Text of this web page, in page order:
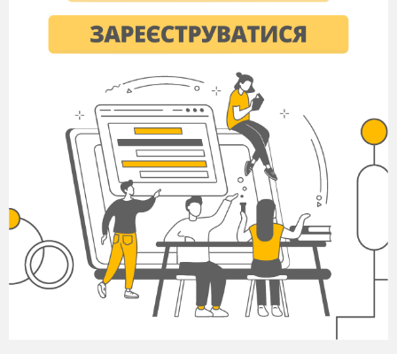
Царівна Водянушка:Хочу! Хочу! Хочу! Хочу
ялинку! Хочу подарунки! Хочу цукерки! Хочу
Діда Мороза!
Ну що чула? Дівчинка
Нового року хоче. Розкажи, як упізнати
того Діда Мороза?
Черепаха: Дід Мороз – це такий
величезний чоловік у червоному кожусі та
шапці. У нього довга біла борода та вуса, а
в руках тримає велику палицю. А ще в нього
гучний голос.
Цар – Водянин:
Почули! Швидко пливіть
нагору, спіймайте й приведіть його.
Донечко, заспокойся. Буде і в тебе скоро
свято, вони його зловлять.
Царські слуги приводять рибалку, який
кричить несамовито: «Господи, помилуй! За